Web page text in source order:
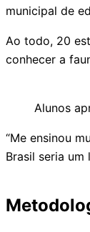
municipal de
Ao todo, 20
conhecer a
Alunos
“Me ensinou
Brasil seria